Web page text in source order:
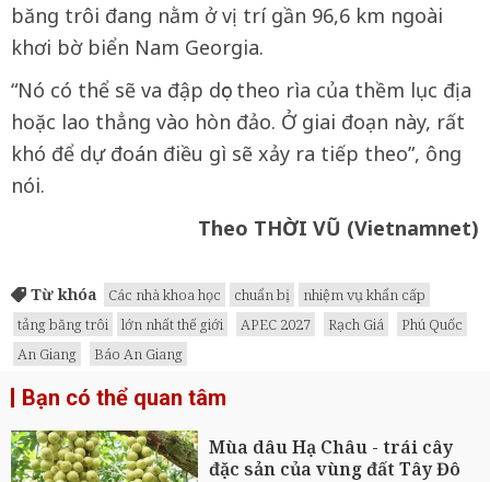
băng trôi đang nằm ở vị trí gần 96,6 km ngoài
khơi bờ biển Nam Georgia.
“Nó có thể sẽ va đập dọc theo rìa của thềm lục địa
hoặc lao thẳng vào hòn đảo. Ở giai đoạn này, rất
khó để dự đoán điều gì sẽ xảy ra tiếp theo”, ông
nói.
Theo THỜI VŨ (Vietnamnet)
Từ khóa Các nhà khoa học chuẩn bị
nhiệm vụ khẩn cấp
tảng băng trôi
lớn nhất thế giới APEC 2027 Rạch Giá
Phú Quốc
An Giang
Báo An Giang
Bạn có thể quan tâm
Mùa dâu Hạ Châu - trái cây
đặc sản của vùng đất Tây Đô